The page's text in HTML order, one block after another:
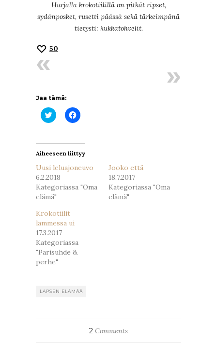
Hurjalla krokotiilillä on pitkät ripset,
sydänposket, rusetti päässä sekä tärkeimpänä
tietysti: kukkatohvelit.
50
Jaa tämä:
Jaa
Twitterissä(Avautuu
Jaa
Facebookissa(Avautuu
Aiheeseen liittyy
Uusi leluajoneuvo
6.2.2018
Kategoriassa "Oma
elämä"
Jooko että
18.7.2017
Kategoriassa "Oma
elämä"
Krokotiilit
lammessa ui
17.3.2017
Kategoriassa
"Parisuhde &
perhe"
LAPSEN ELÄMÄÄ
2 Comments